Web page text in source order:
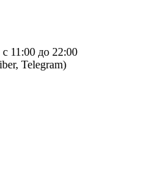
11:00 до 22:00
Telegram)